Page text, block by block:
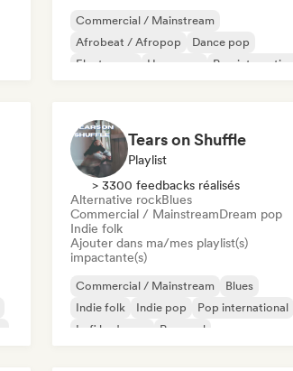
Commercial / Mainstream
Afrobeat / Afropop
Dance pop
Electropop
Hyperpop
Pop
Tears on Shuffle
Playlist
> 3300 feedbacks réalisés
Alternative rockBlues
Commercial / MainstreamDream pop
Indie folk
Ajouter dans ma/mes playlist(s)
impactante(s)
Commercial / Mainstream
Blues
Indie folk
Indie pop
Pop international
Lofi bedroom
Pop soul